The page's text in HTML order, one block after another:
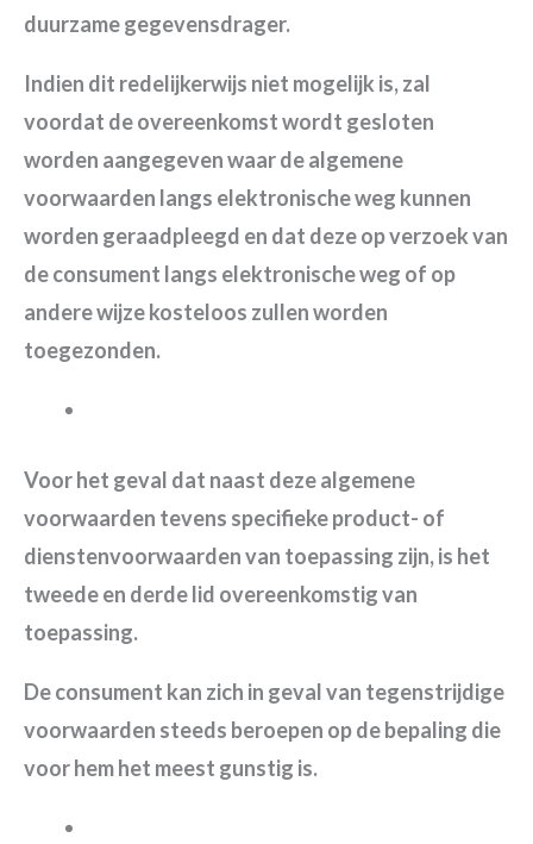
duurzame gegevensdrager.
Indien dit redelijkerwijs niet mogelijk is, zal
voordat de overeenkomst wordt gesloten
worden aangegeven waar de algemene
voorwaarden langs elektronische weg kunnen
worden geraadpleegd en dat deze op verzoek van
de consument langs elektronische weg of op
andere wijze kosteloos zullen worden
toegezonden.
Voor het geval dat naast deze algemene
voorwaarden tevens specifieke product- of
dienstenvoorwaarden van toepassing zijn, is het
tweede en derde lid overeenkomstig van
toepassing.
De consument kan zich in geval van tegenstrijdige
voorwaarden steeds beroepen op de bepaling die
voor hem het meest gunstig is.